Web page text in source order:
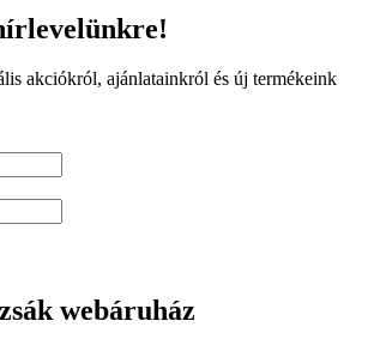
akciókról, ajánlatainkról és új termékeink
webáruház